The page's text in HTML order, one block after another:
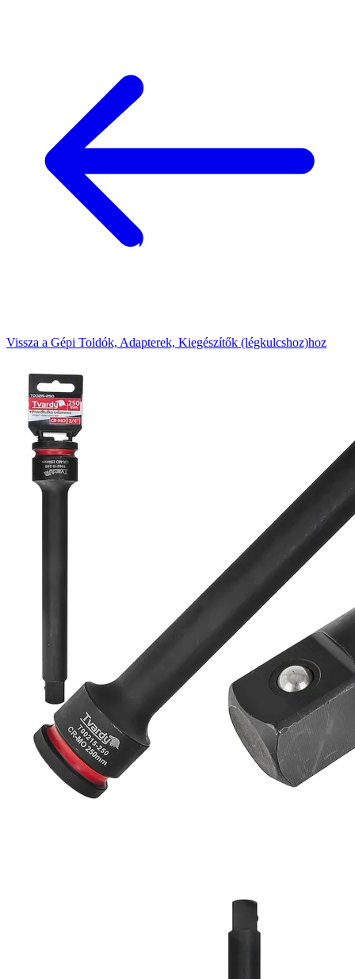
Vissza a Gépi Toldók, Adapterek, Kiegészítők (légkulcshoz)hoz